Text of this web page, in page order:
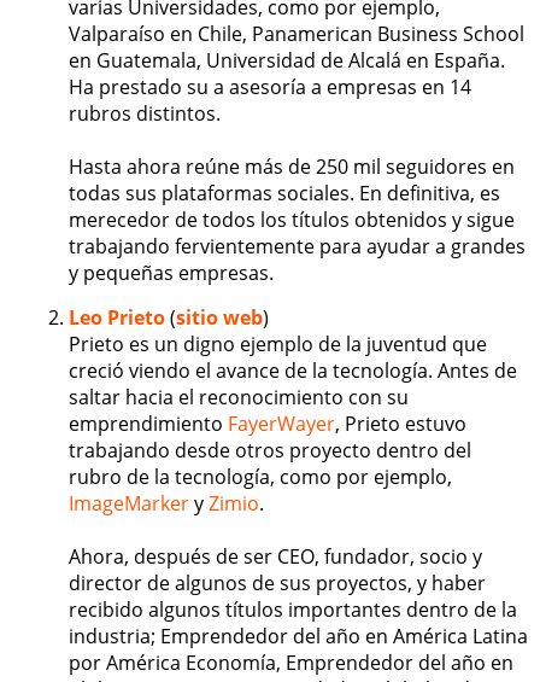
varias Universidades, como por ejemplo,
Valparaíso en Chile, Panamerican Business School
en Guatemala, Universidad de Alcalá en España.
Ha prestado su a asesoría a empresas en 14
rubros distintos.
Hasta ahora reúne más de 250 mil seguidores en
todas sus plataformas sociales. En definitiva, es
merecedor de todos los títulos obtenidos y sigue
trabajando fervientemente para ayudar a grandes
y pequeñas empresas.
Leo Prieto(sitio web)
Prieto es un digno ejemplo de la juventud que
creció viendo el avance de la tecnología. Antes de
saltar hacia el reconocimiento con su
emprendimiento FayerWayer, Prieto estuvo
trabajando desde otros proyecto dentro del
rubro de la tecnología, como por ejemplo,
ImageMarkeryZimio.
Ahora, después de ser CEO, fundador, socio y
director de algunos de sus proyectos, y haber
recibido algunos títulos importantes dentro de la
industria; Emprendedor del año en América Latina
por América Economía, Emprendedor del año en